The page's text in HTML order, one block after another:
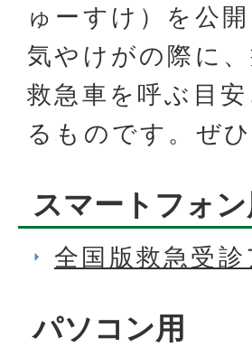
ゅーすけ）を公
気やけがの際に
救急車を呼ぶ目
るものです。ぜ
スマートフォン
全国版救急受
パソコン用